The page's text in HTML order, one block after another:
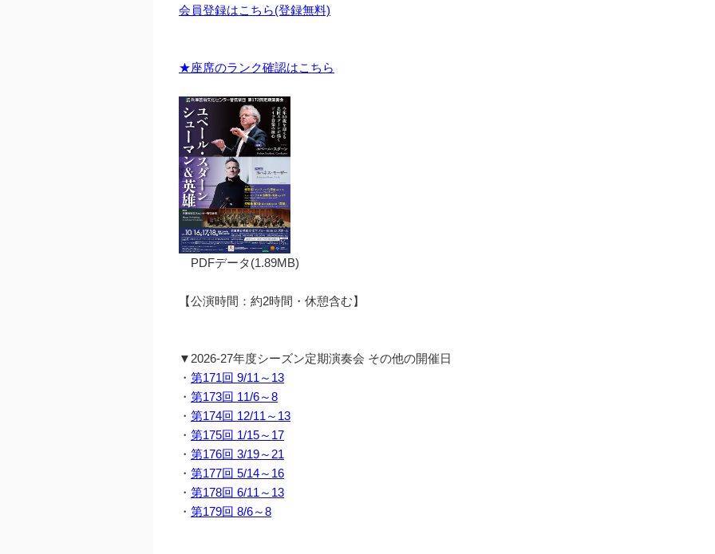
会員登録はこちら(登録無料)
★座席のランク確認はこちら
PDFデータ(1.89MB)
【公演時間：約2時間・休憩含む】
▼2026-27年度シーズン定期演奏会 その他の開催日
・ 第171回 9/11～13
・ 第173回 11/6～8
・ 第174回 12/11～13
・ 第175回 1/15～17
・ 第176回 3/19～21
・ 第177回 5/14～16
・ 第178回 6/11～13
・ 第179回 8/6～8